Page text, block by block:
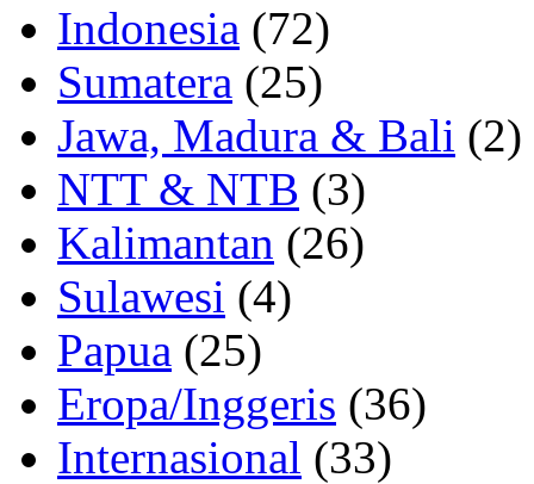
Indonesia (72)
Sumatera (25)
Jawa, Madura & Bali (2)
NTT & NTB (3)
Kalimantan (26)
Sulawesi (4)
Papua (25)
Eropa/Inggeris (36)
Internasional (33)